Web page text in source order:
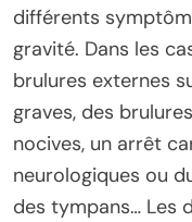
différents
gravité. Dans les
brulures externes
graves, des
nocives, un arrêt
neurologiques ou
des tympans… Les